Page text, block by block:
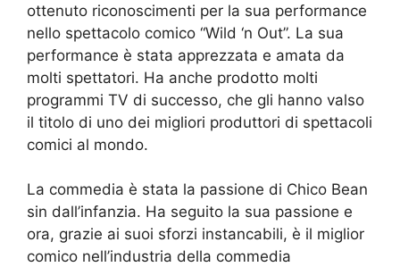
ottenuto riconoscimenti per la sua performance
nello spettacolo comico “Wild ‘n Out”. La sua
performance è stata apprezzata e amata da
molti spettatori. Ha anche prodotto molti
programmi TV di successo, che gli hanno valso
il titolo di uno dei migliori produttori di spettacoli
comici al mondo.
La commedia è stata la passione di Chico Bean
sin dall’infanzia. Ha seguito la sua passione e
ora, grazie ai suoi sforzi instancabili, è il miglior
comico nell’industria della commedia